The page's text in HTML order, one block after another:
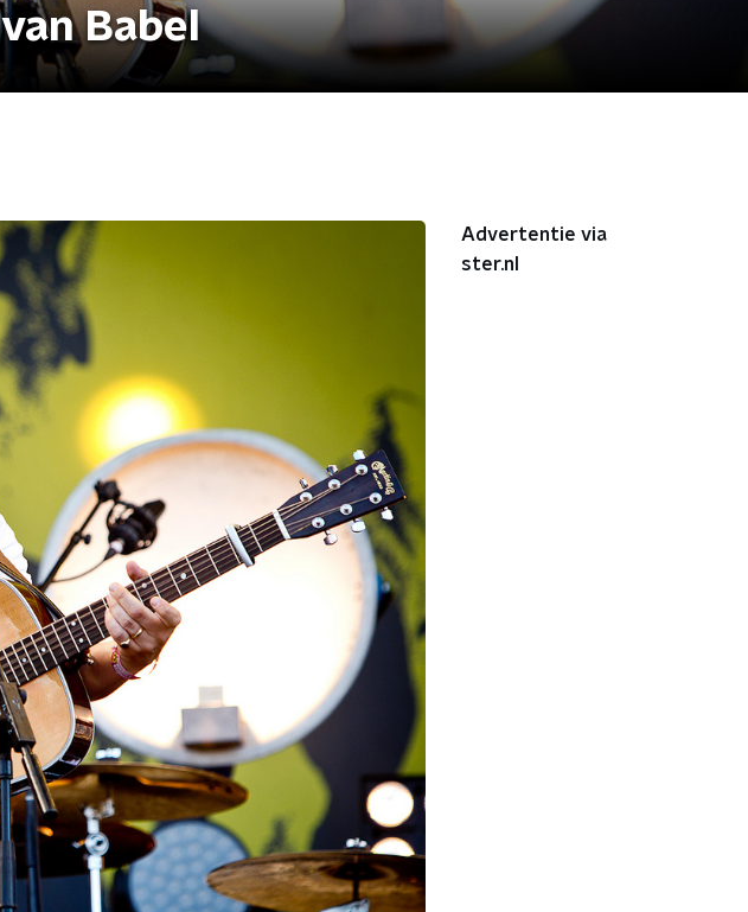
Babel
Advertentie via
ster.nl